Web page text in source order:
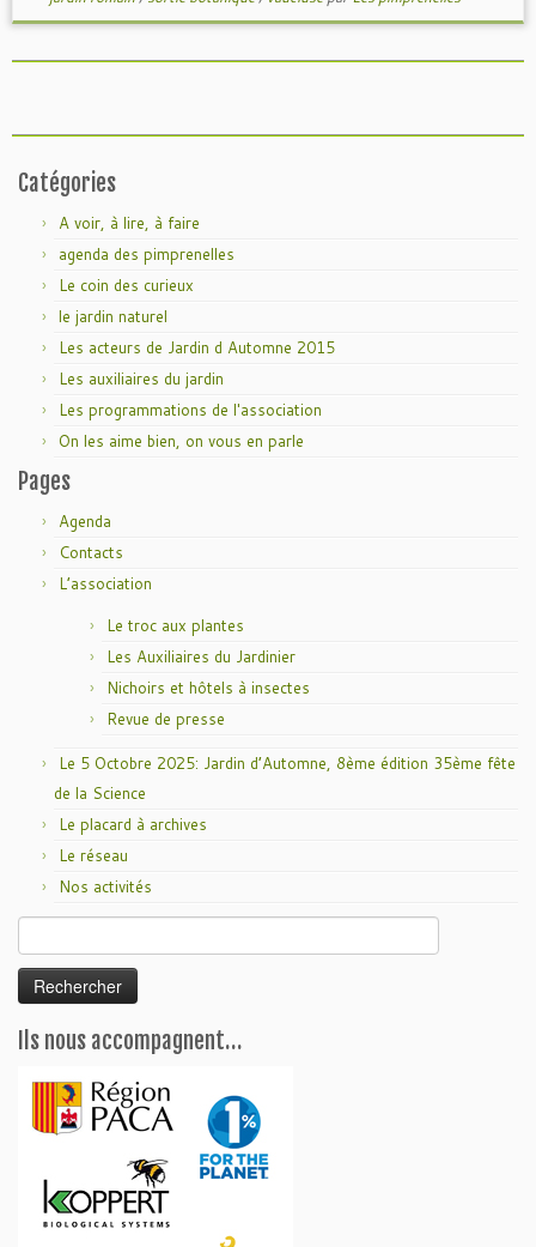
Catégories
A voir, à lire, à faire
agenda des pimprenelles
Le coin des curieux
le jardin naturel
Les acteurs de Jardin d Automne 2015
Les auxiliaires du jardin
Les programmations de l'association
On les aime bien, on vous en parle
Pages
Agenda
Contacts
L’association
Le troc aux plantes
Les Auxiliaires du Jardinier
Nichoirs et hôtels à insectes
Revue de presse
Le 5 Octobre 2025: Jardin d’Automne, 8ème édition 35ème fête
de la Science
Le placard à archives
Le réseau
Nos activités
Ils nous accompagnent…